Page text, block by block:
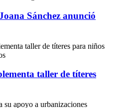
Sánchez anunció
taller de títeres